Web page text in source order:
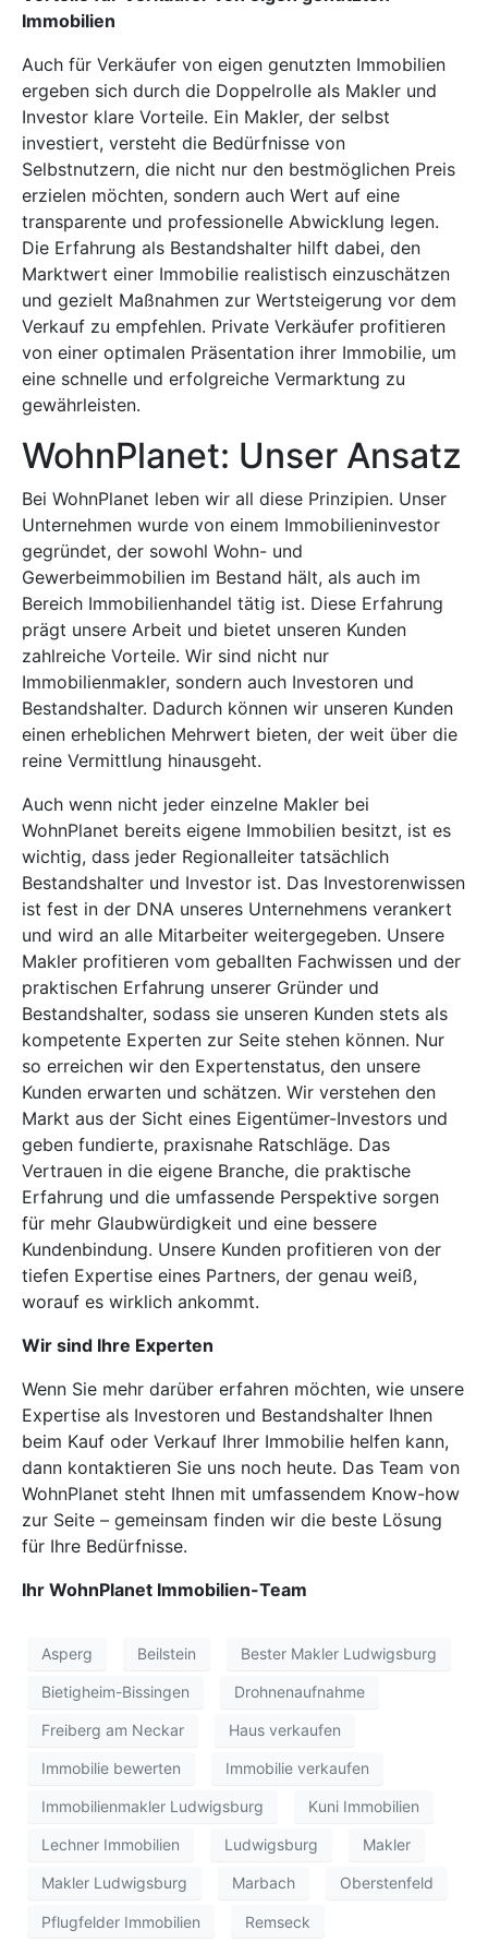
Immobilien
Auch für Verkäufer von eigen genutzten Immobilien
ergeben sich durch die Doppelrolle als Makler und
Investor klare Vorteile. Ein Makler, der selbst
investiert, versteht die Bedürfnisse von
Selbstnutzern, die nicht nur den bestmöglichen Preis
erzielen möchten, sondern auch Wert auf eine
transparente und professionelle Abwicklung legen.
Die Erfahrung als Bestandshalter hilft dabei, den
Marktwert einer Immobilie realistisch einzuschätzen
und gezielt Maßnahmen zur Wertsteigerung vor dem
Verkauf zu empfehlen. Private Verkäufer profitieren
von einer optimalen Präsentation ihrer Immobilie, um
eine schnelle und erfolgreiche Vermarktung zu
gewährleisten.
WohnPlanet: Unser Ansatz
Bei WohnPlanet leben wir all diese Prinzipien. Unser
Unternehmen wurde von einem Immobilieninvestor
gegründet, der sowohl Wohn- und
Gewerbeimmobilien im Bestand hält, als auch im
Bereich Immobilienhandel tätig ist. Diese Erfahrung
prägt unsere Arbeit und bietet unseren Kunden
zahlreiche Vorteile. Wir sind nicht nur
Immobilienmakler, sondern auch Investoren und
Bestandshalter. Dadurch können wir unseren Kunden
einen erheblichen Mehrwert bieten, der weit über die
reine Vermittlung hinausgeht.
Auch wenn nicht jeder einzelne Makler bei
WohnPlanet bereits eigene Immobilien besitzt, ist es
wichtig, dass jeder Regionalleiter tatsächlich
Bestandshalter und Investor ist. Das Investorenwissen
ist fest in der DNA unseres Unternehmens verankert
und wird an alle Mitarbeiter weitergegeben. Unsere
Makler profitieren vom geballten Fachwissen und der
praktischen Erfahrung unserer Gründer und
Bestandshalter, sodass sie unseren Kunden stets als
kompetente Experten zur Seite stehen können. Nur
so erreichen wir den Expertenstatus, den unsere
Kunden erwarten und schätzen. Wir verstehen den
Markt aus der Sicht eines Eigentümer-Investors und
geben fundierte, praxisnahe Ratschläge. Das
Vertrauen in die eigene Branche, die praktische
Erfahrung und die umfassende Perspektive sorgen
für mehr Glaubwürdigkeit und eine bessere
Kundenbindung. Unsere Kunden profitieren von der
tiefen Expertise eines Partners, der genau weiß,
worauf es wirklich ankommt.
Wir sind Ihre Experten
Wenn Sie mehr darüber erfahren möchten, wie unsere
Expertise als Investoren und Bestandshalter Ihnen
beim Kauf oder Verkauf Ihrer Immobilie helfen kann,
dann kontaktieren Sie uns noch heute. Das Team von
WohnPlanet steht Ihnen mit umfassendem Know-how
zur Seite – gemeinsam finden wir die beste Lösung
für Ihre Bedürfnisse.
Ihr WohnPlanet Immobilien-Team
Asperg Beilstein Bester Makler Ludwigsburg
Bietigheim-Bissingen Drohnenaufnahme
Freiberg am Neckar Haus verkaufen
Immobilie bewerten Immobilie verkaufen
Immobilienmakler Ludwigsburg Kuni Immobilien
Lechner Immobilien Ludwigsburg Makler
Makler Ludwigsburg Marbach Oberstenfeld
Pflugfelder Immobilien Remseck